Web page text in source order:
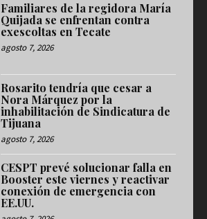
Familiares de la regidora María
Quijada se enfrentan contra
exescoltas en Tecate
agosto 7, 2026
Rosarito tendría que cesar a
Nora Márquez por la
inhabilitación de Sindicatura de
Tijuana
agosto 7, 2026
CESPT prevé solucionar falla en
Booster este viernes y reactivar
conexión de emergencia con
EE.UU.